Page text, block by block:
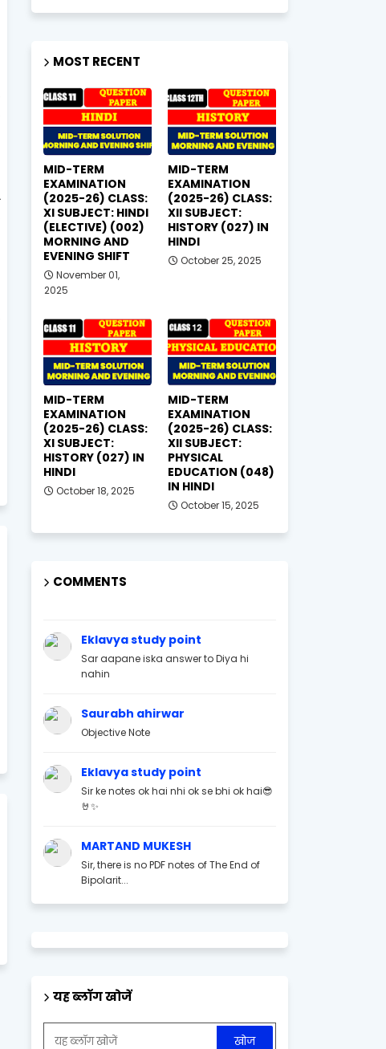
MOST RECENT
MID-TERM
EXAMINATION
(2025-26) CLASS:
XI SUBJECT: HINDI
(ELECTIVE) (002)
MORNING AND
EVENING SHIFT
November 01,
2025
MID-TERM
EXAMINATION
(2025-26) CLASS:
XII SUBJECT:
HISTORY (027) IN
HINDI
October 25, 2025
MID-TERM
EXAMINATION
(2025-26) CLASS:
XI SUBJECT:
HISTORY (027) IN
HINDI
October 18, 2025
MID-TERM
EXAMINATION
(2025-26) CLASS:
XII SUBJECT:
PHYSICAL
EDUCATION (048)
IN HINDI
October 15, 2025
COMMENTS
Eklavya study point
Sar aapane iska answer to Diya hi
nahin
Saurabh ahirwar
Objective Note
Eklavya study point
Sir ke notes ok hai nhi ok se bhi ok hai😎
🤘✨
MARTAND MUKESH
Sir, there is no PDF notes of The End of
Bipolarit...
यह ब्लॉग खोजें